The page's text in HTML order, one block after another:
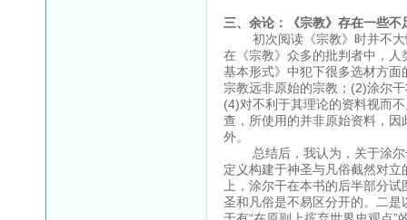
三、余论：《宗教》存在一些不
初次阅读《宗教》时并不大
在《宗教》众多的批判者中，
基本形式》中犯下很多选材方
宗教远非原始的宗教；(2)涂尔
(4)对不利于其理论的资料视而
查，所使用的并非原始资料，
外。
总结后，我认为，关于涂尔
定义构建于神圣与凡俗截然对
上，涂尔干在本书的后半部分
圣和凡俗是不易区分开的。二是